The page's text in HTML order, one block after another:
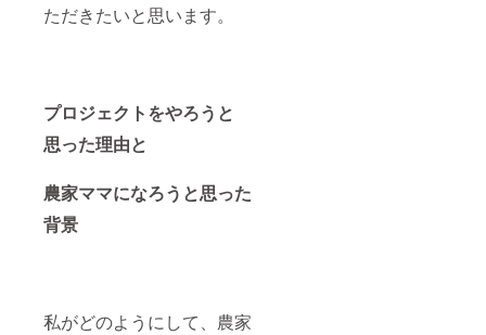
ただきたいと思います。
プロジェクトをやろうと
思った理由と
農家ママになろうと思った
背景
私がどのようにして、農家